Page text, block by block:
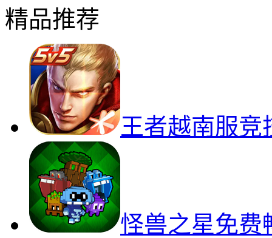
精品推荐
王者越南服竞
怪兽之星免费